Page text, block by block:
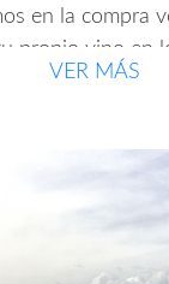
en la compra
propio vino en
todas
ayudarle a
siempre sus
VER MÁS